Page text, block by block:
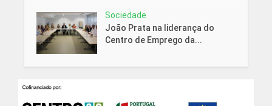
Sociedade
João Prata na liderança do
Centro de Emprego da...